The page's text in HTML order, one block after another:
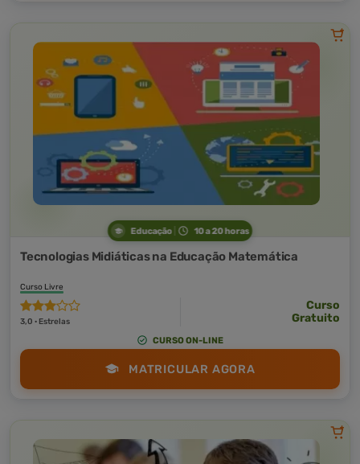
Educação 10 a 20 horas
Tecnologias Midiáticas na Educação Matemática
Curso Livre
3,0 · Estrelas
Curso
Gratuito
CURSO ON-LINE
MATRICULAR AGORA